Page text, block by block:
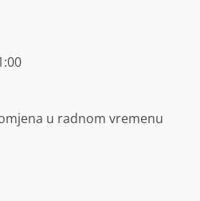
u radnom vremenu